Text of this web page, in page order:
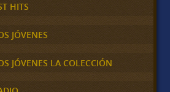
HITS
JÓVENES
JÓVENES LA COLECCIÓN